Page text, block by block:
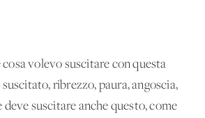
cosa volevo suscitare con questa
ribrezzo, paura, angoscia,
deve suscitare anche questo, come